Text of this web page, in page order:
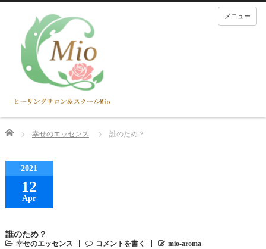
メニュー
Home 幸せのエッセンス 誰のため？
2021
12
Apr
誰のため？
幸せのエッセンス コメントを書く mio-aroma